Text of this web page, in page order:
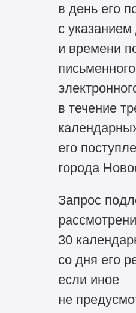
в день его
с
и времени
в течение
его
города
Запрос
30
со дня его
если иное
не